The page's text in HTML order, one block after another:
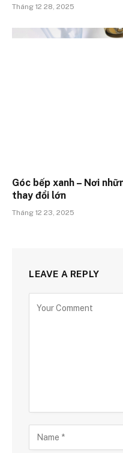
Tháng 12 28, 2025
Góc bếp xanh – Nơi
thay đổi lớn
Tháng 12 23, 2025
LEAVE A REPLY